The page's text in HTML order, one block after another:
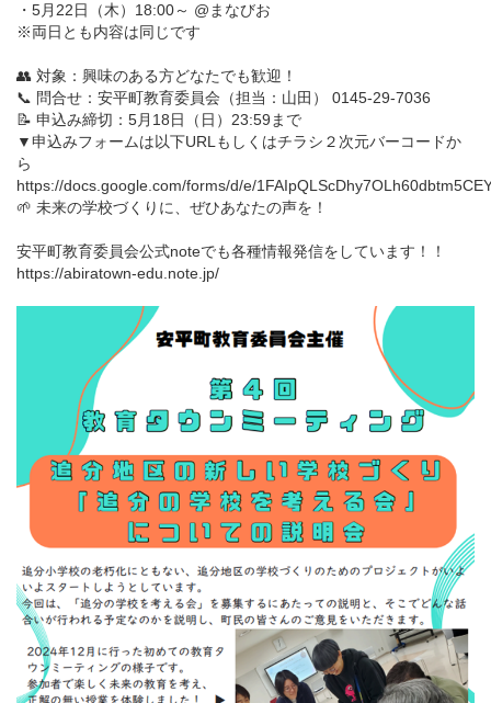
・5月22日（木）18:00～ @まなびお
※両日とも内容は同じです
👥 対象：興味のある方どなたでも歓迎！
📞 問合せ：安平町教育委員会（担当：山田） 0145-29-7036
📝 申込み締切：5月18日（日）23:59まで
▼申込みフォームは以下URLもしくはチラシ２次元バーコードか
ら
https://docs.google.com/forms/d/e/
🌱 未来の学校づくりに、ぜひあなたの声を！
安平町教育委員会公式noteでも各種情報発信をしています！！
https://abiratown-edu.note.jp/